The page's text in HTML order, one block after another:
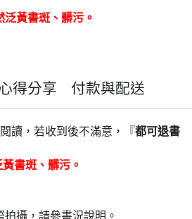
泛黃書斑、髒污。
得分享 付款與配送
讀，若收到後不滿意，『都可退書
書斑、髒污。
拍攝，請參書況說明。